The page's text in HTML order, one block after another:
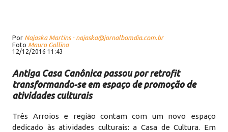
Por Najaska Martins - najaska@jornalbomdia.com.br
Foto Mauro Gallina
12/12/2016 11:43
Antiga Casa Canônica passou por retrofit
transformando-se em espaço de promoção de
atividades culturais
Três Arroios e região contam com um novo espaço
dedicado às atividades culturais: a Casa de Cultura. Em